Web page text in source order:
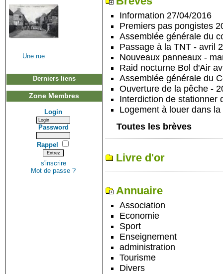
Une rue
Derniers liens
Zone Membres
Login
Password
Rappel
s'inscrire
Mot de passe ?
Information 27/04/2016
Premiers pas pongistes
Assemblée générale du
Passage à la TNT - avril
Nouveaux panneaux -
Raid nocturne Bol d'Air
Assemblée générale du
Ouverture de la pêche -
Interdiction de stationner
Logement à louer dans la
Toutes les brèves
Livre d'or
Annuaire
Association
Economie
Sport
Enseignement
administration
Tourisme
Divers